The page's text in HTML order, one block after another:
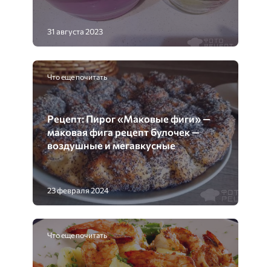
31 августа 2023
Что еще почитать
Рецепт: Пирог «Маковые фиги» —
маковая фига рецепт булочек —
воздушные и мегавкусные
23 февраля 2024
Что еще почитать